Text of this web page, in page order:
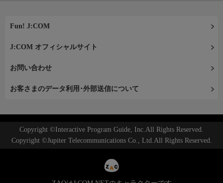
Fun! J:COM
J:COM オフィシャルサイト
お問い合わせ
お客さまのデータ利用･外部送信について
Copyright ©Interactive Program Guide, Inc.All Rights Reserved.
Copyright ©Jupiter Telecommunications Co., Ltd.All Rights Reserved.